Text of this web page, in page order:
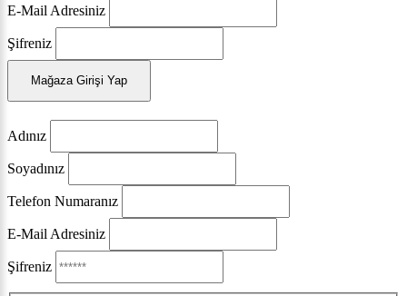
E-Mail Adresiniz
Şifreniz
Mağaza Girişi Yap
Adınız
Soyadınız
Telefon Numaranız
E-Mail Adresiniz
Şifreniz